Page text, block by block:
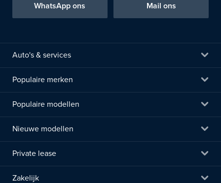
WhatsApp ons Mail ons
Auto's & services
Populaire merken
Populaire modellen
Nieuwe modellen
Private lease
Zakelijk